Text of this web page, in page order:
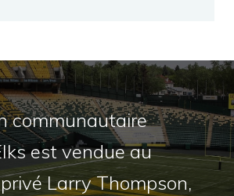
communautaire
est vendue au
Larry Thompson,